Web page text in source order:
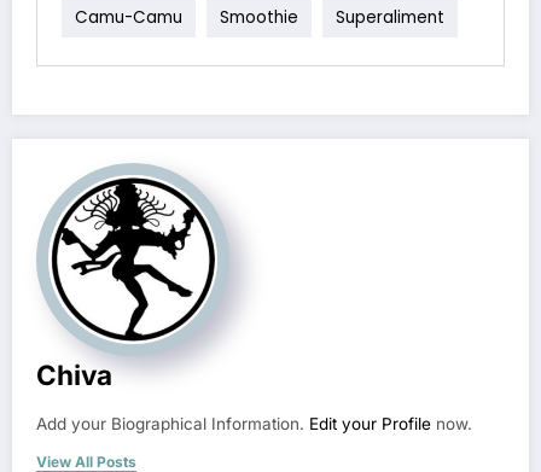
Camu-Camu Smoothie Superaliment
Chiva
Add your Biographical Information. Edit your Profile now.
View All Posts